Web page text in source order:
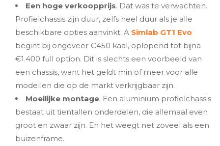
Een hoge verkoopprijs. Dat was te verwachten.
Profielchassis zijn duur, zelfs heel duur als je alle
beschikbare opties aanvinkt. A Simlab GT1 Evo
begint bij ongeveer €450 kaal, oplopend tot bijna
€1.400 full option. Dit is slechts een voorbeeld van
een chassis, want het geldt min of meer voor alle
modellen die op de markt verkrijgbaar zijn.
Moeilijke montage. Een aluminium profielchassis
bestaat uit tientallen onderdelen, die allemaal even
groot en zwaar zijn. En het weegt net zoveel als een
buizenframe.